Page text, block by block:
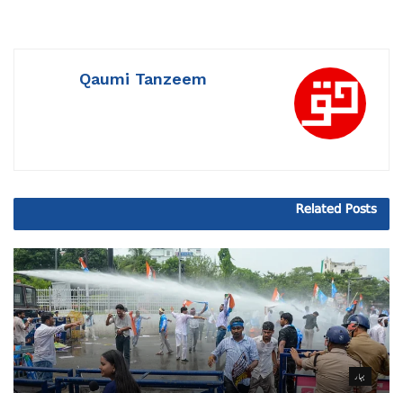
Qaumi Tanzeem
Related Posts
بہار